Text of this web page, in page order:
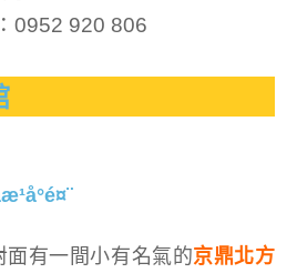
0952 920 806
面有一間小有名氣的京鼎北方